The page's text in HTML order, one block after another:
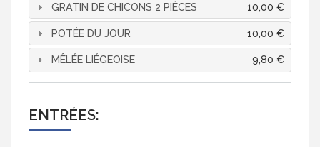
GRATIN DE CHICONS 2 PIÈCES 10,00 €
POTÉE DU JOUR 10,00 €
MÊLÉE LIÉGEOISE 9,80 €
ENTRÉES: